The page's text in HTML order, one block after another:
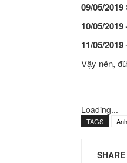
09/05/2019
10/05/2019
11/05/2019
Vậy nên,
Loading...
TAGS
SHARE